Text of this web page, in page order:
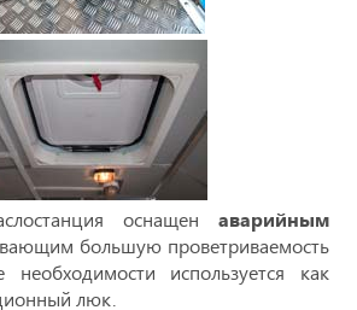
оснащен аварийным
большую проветриваемость
необходимости используется как
люк.